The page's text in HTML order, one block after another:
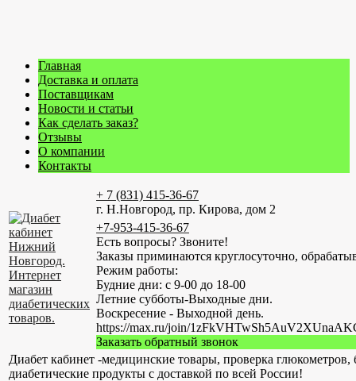
Главная
Доставка и оплата
Поставщикам
Новости и статьи
Как сделать заказ?
Отзывы
О компании
Контакты
+ 7 (831) 415-36-67
г. Н.Новгород, пр. Кирова, дом 2
+7-953-415-36-67
Есть вопросы? Звоните!
Заказы приминаются круглосуточно,
Режим работы:
Будние дни: с 9-00 до 18-00
Летние субботы-Выходные дни.
Воскресение - Выходной день.
https://max.ru/join/
Заказать обратный звонок
Диабет кабинет -медицинские товары, проверка глюкометров,
диабетические продукты с доставкой по всей России!